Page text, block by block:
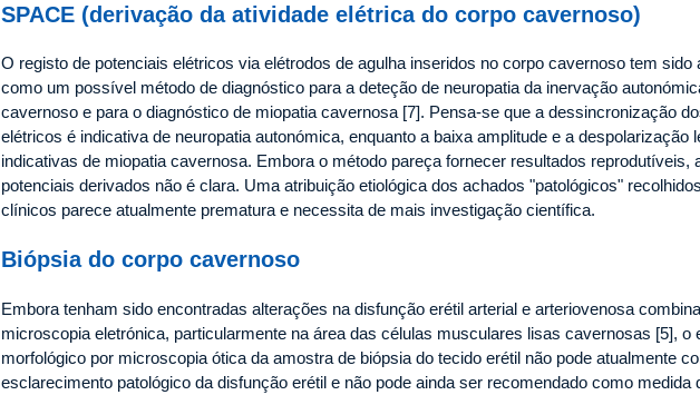
SPACE (derivação da atividade elétrica do corpo cavernoso)
O registo de potenciais elétricos via elétrodos de agulha inseridos no corpo cavernoso tem sido
como um possível método de diagnóstico para a deteção de neuropatia da inervação
cavernoso e para o diagnóstico de miopatia cavernosa [7]. Pensa-se que a dessincronização
elétricos é indicativa de neuropatia autonómica, enquanto a baixa amplitude e a despolarização
indicativas de miopatia cavernosa. Embora o método pareça fornecer resultados reprodutíveis,
potenciais derivados não é clara. Uma atribuição etiológica dos achados "patológicos"
clínicos parece atualmente prematura e necessita de mais investigação científica.
Biópsia do corpo cavernoso
Embora tenham sido encontradas alterações na disfunção erétil arterial e arteriovenosa
microscopia eletrónica, particularmente na área das células musculares lisas cavernosas [5], o
morfológico por microscopia ótica da amostra de biópsia do tecido erétil não pode atualmente
esclarecimento patológico da disfunção erétil e não pode ainda ser recomendado como medida